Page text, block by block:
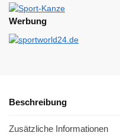
Werbung
Beschreibung
Zusätzliche Informationen